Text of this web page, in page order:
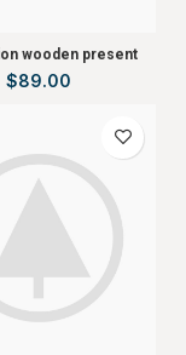
wooden present
$89.00